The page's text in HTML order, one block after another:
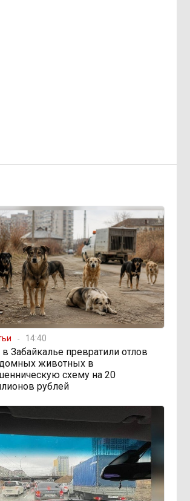
14:40
Забайкалье превратили отлов
животных в
схему на 20
рублей